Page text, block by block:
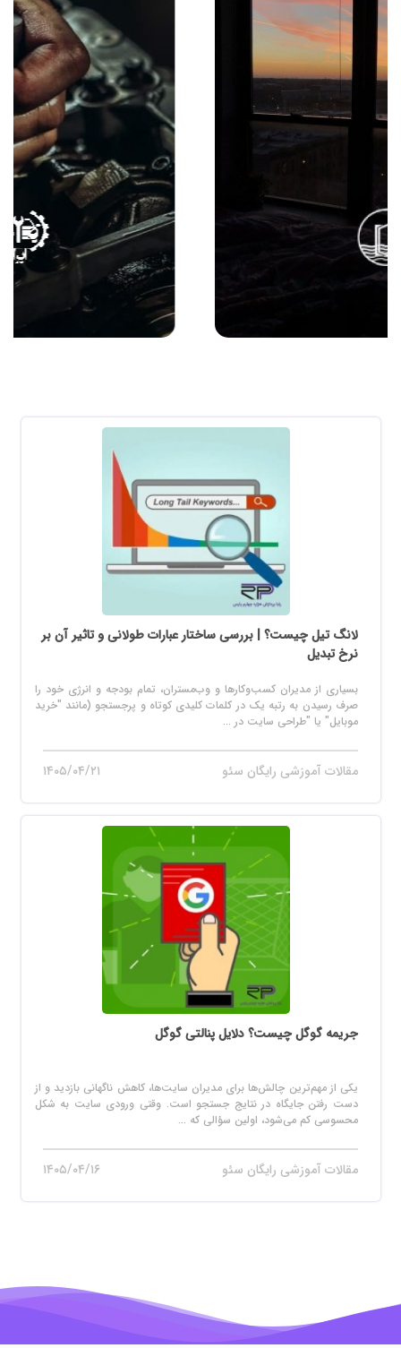
لانگ تیل چیست؟ | بررسی ساختار عبارات طولانی و تاثیر آن بر
نرخ تبدیل
بسیاری از مدیران کسب‌وکارها و وب‌مستران، تمام بودجه و انرژی خود را
صرف رسیدن به رتبه یک در کلمات کلیدی کوتاه و پرجستجو (مانند "خرید
موبایل" یا "طراحی سایت در ...
مقالات آموزشی رایگان سئو ۱۴۰۵/۰۴/۲۱
جریمه گوگل چیست؟ دلایل پنالتی گوگل
یکی از مهم‌ترین چالش‌ها برای مدیران سایت‌ها، کاهش ناگهانی بازدید و از
دست رفتن جایگاه در نتایج جستجو است. وقتی ورودی سایت به شکل
محسوسی کم می‌شود، اولین سؤالی که ...
مقالات آموزشی رایگان سئو ۱۴۰۵/۰۴/۱۶